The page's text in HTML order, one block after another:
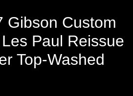
Gibson Custom
Paul Reissue
Top-Washed